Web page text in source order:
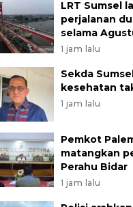
LRT Sumsel
perjalanan
selama
1 jam lalu
Sekda
kesehatan
1 jam lalu
Pemkot
matangkan
Perahu Bidar
1 jam lalu